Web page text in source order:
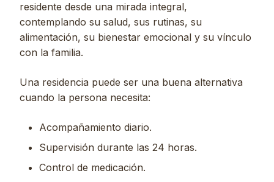
residente desde una mirada integral,
contemplando su salud, sus rutinas, su
alimentación, su bienestar emocional y su vínculo
con la familia.
Una residencia puede ser una buena alternativa
cuando la persona necesita:
Acompañamiento diario.
Supervisión durante las 24 horas.
Control de medicación.